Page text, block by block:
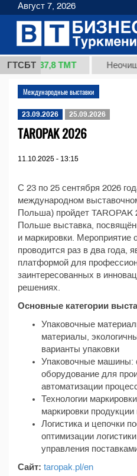
ГТСБТ
1 (кг.) 37,8 ТМТ
Международные выставки
23.09.2026 25.09.2026
TAROPAK 2026
11.10.2025 - 13:15
С 23 по 25 сентября 2026
международном
Польша) пройдет
Польше выставка,
и маркировки. Мероприятие
проводится раз в два года,
платформой для
заинтересованных в
решениях.
Основные категории
Упаковочные
материалы,
варианты упаковки
Упаковочные машины:
оборудование для
автоматизации
Технологии
маркировки
Логистика и цепочки
оптимизации
управления
Сайт: taropak.pl/en
Август 7, 2026